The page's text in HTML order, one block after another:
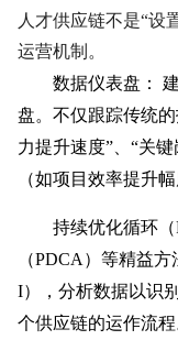
人才供应链不是“设
运营机制。
数据仪表盘：
盘。不仅跟踪传统
力提升速度”、“关
（如项目效率提升
持续优化循环（
（PDCA）等精益
I），分析数据以识
个供应链的运作流程